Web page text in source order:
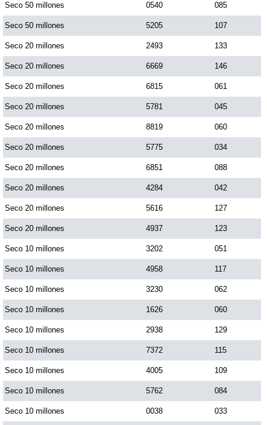
Seco 50 millones 0540 085
Seco 50 millones 5205 107
Seco 20 millones 2493 133
Seco 20 millones 6669 146
Seco 20 millones 6815 061
Seco 20 millones 5781 045
Seco 20 millones 8819 060
Seco 20 millones 5775 034
Seco 20 millones 6851 088
Seco 20 millones 4284 042
Seco 20 millones 5616 127
Seco 20 millones 4937 123
Seco 10 millones 3202 051
Seco 10 millones 4958 117
Seco 10 millones 3230 062
Seco 10 millones 1626 060
Seco 10 millones 2938 129
Seco 10 millones 7372 115
Seco 10 millones 4005 109
Seco 10 millones 5762 084
Seco 10 millones 0038 033